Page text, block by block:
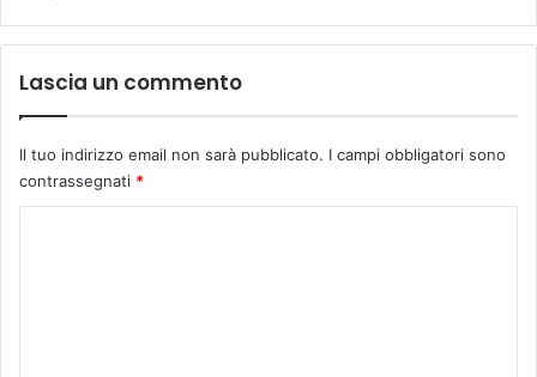
o
?
Lascia un commento
Il tuo indirizzo email non sarà pubblicato. I campi obbligatori sono
contrassegnati *